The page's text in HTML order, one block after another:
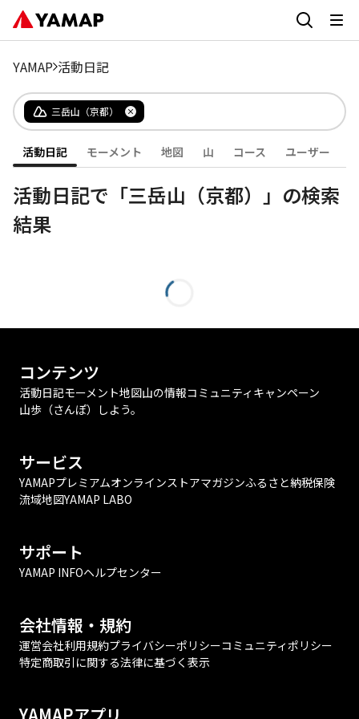
YAMAP 活動日記
三岳山（京都）
活動日記 モーメント 地図 山 コース ユーザー
活動日記で「三岳山（京都）」の検索
結果
コンテンツ
活動日記モーメント地図山の情報コミュニティ キャンペーン
山歩（さんぽ）しよう。
サービス
YAMAPプレミアムオンラインストアマガジンふるさと納税保険
流域地図YAMAP LABO
サポート
YAMAP INFOヘルプセンター
会社情報・規約
運営会社利用規約プライバシーポリシーコミュニティポリシー
特定商取引に関する法律に基づく表示